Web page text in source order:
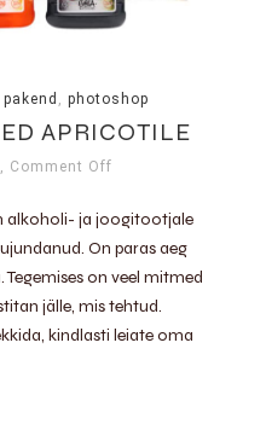
pakend , photoshop
APRICOTILE
, Comment Off
alkoholi- ja joogitootjale
On paras aeg
on veel mitmed
jälle, mis tehtud.
kindlasti leiate oma